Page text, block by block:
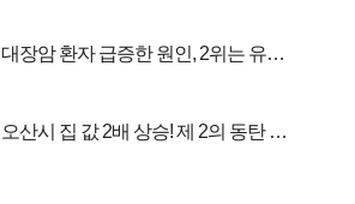
대장암 환자 급증한 원인, 2위는 유산
오산시 집 값 2배 상승! 제 2의 동탄 신